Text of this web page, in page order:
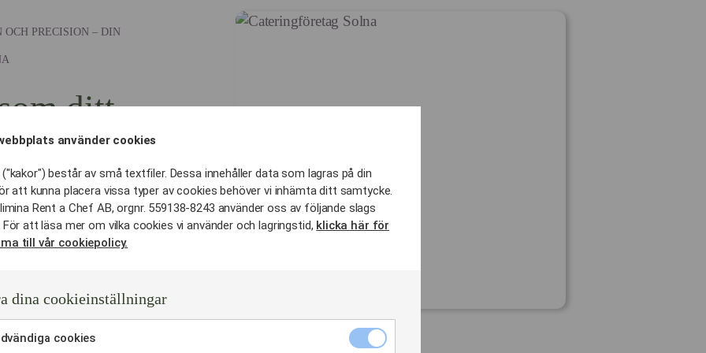
OCH PRECISION – DIN
ditt
som fungerar som en
så arbetar vi med ett
för dig i Solna.
kräver djupt
logistisk kontroll.
använder cookies
består av små textfiler. Dessa innehåller data som lagras på din
att kunna placera vissa typer av cookies behöver vi inhämta ditt samtycke.
Rent a Chef AB, orgnr. 559138-8243 använder oss av följande slags
att läsa mer om vilka cookies vi använder och lagringstid, klicka här för
till vår cookiepolicy.
dina cookieinställningar
cookies
Nödvändiga